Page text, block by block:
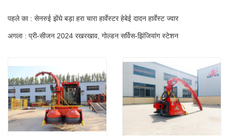
पहले का : सेनरुई झेंघे बड़ा हरा चारा हार्वेस्टर हेबेई दादन हार्वेस्ट ज्वार
अगला : प्री-सीजन 2024 रखरखाव, गोल्डन सर्विस-झिंजियांग स्टेशन